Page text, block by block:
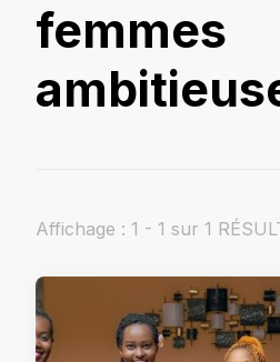
femmes
Affichage : 1 - 1 sur 1